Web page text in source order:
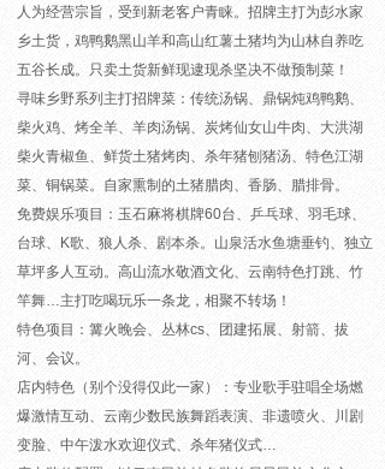
人为经营宗旨，受到新老客户青睐。招牌主打为彭水家
乡土货，鸡鸭鹅黑山羊和高山红薯土猪均为山林自养吃
五谷长成。只卖土货新鲜现逮现杀坚决不做预制菜！
寻味乡野系列主打招牌菜： 传统汤锅、鼎锅炖鸡鸭鹅、
柴火鸡、烤全羊、羊肉汤锅、炭烤仙女山牛肉、大洪湖
柴火青椒鱼、鲜货土猪烤肉、杀年猪刨猪汤、特色江湖
菜、铜锅菜。自家熏制的土猪腊肉、香肠、腊排骨。
免费娱乐项目： 玉石麻将棋牌60台、乒乓球、羽毛球、
台球、K歌、狼人杀、剧本杀。山泉活水鱼塘垂钓、独立
草坪多人互动。高山流水敬酒文化、云南特色打跳、竹
竿舞…主打吃喝玩乐一条龙，相聚不转场！
特色项目：篝火晚会、丛林cs、团建拓展、射箭、拔
河、会议。
店内特色（别个没得仅此一家）：专业歌手驻唱全场燃
爆激情互动、云南少数民族舞蹈表演、非遗喷火、川剧
变脸、中午泼水欢迎仪式、杀年猪仪式…